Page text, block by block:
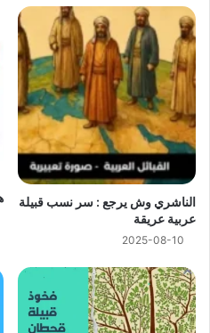
الناشري وش يرجع : سر نسب قبيلة
عربية عريقة
2025-08-10